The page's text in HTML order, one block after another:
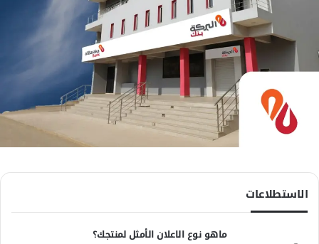
الاستطلاعات
ماهو نوع الاعلان الأمثل لمنتجك؟